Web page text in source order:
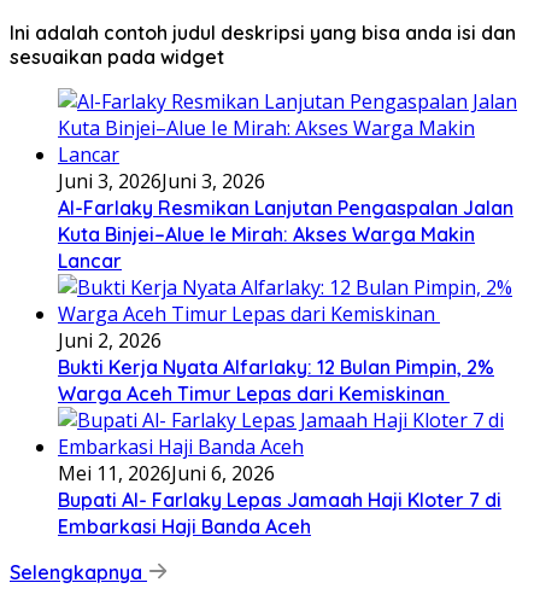
Ini adalah contoh judul deskripsi yang bisa anda isi dan
sesuaikan pada widget
Juni 3, 2026Juni 3, 2026
Al-Farlaky Resmikan Lanjutan Pengaspalan Jalan
Kuta Binjei–Alue Ie Mirah: Akses Warga Makin
Lancar
Juni 2, 2026
Bukti Kerja Nyata Alfarlaky: 12 Bulan Pimpin, 2%
Warga Aceh Timur Lepas dari Kemiskinan ‎
Mei 11, 2026Juni 6, 2026
Bupati Al- Farlaky Lepas Jamaah Haji Kloter 7 di
Embarkasi Haji Banda Aceh
Selengkapnya